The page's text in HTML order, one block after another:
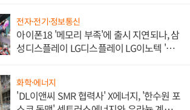
전자·전기·정보통신
아이폰18 '메모리 부족'에 출시 지연되나, 삼
성디스플레이 LG디스플레이 LG이노텍 '탈
화학·에너지
'DL이앤씨 SMR 협력사' X에너지, '한수원 포